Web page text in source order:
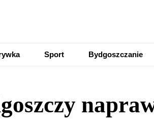
Sport Bydgoszczanie